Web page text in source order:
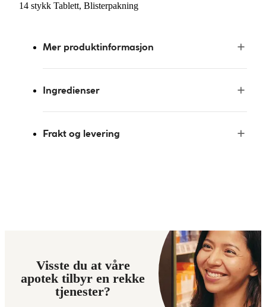
14 stykk Tablett, Blisterpakning
Mer produktinformasjon
Ingredienser
Frakt og levering
Visste du at våre
apotek tilbyr en rekke
tjenester?